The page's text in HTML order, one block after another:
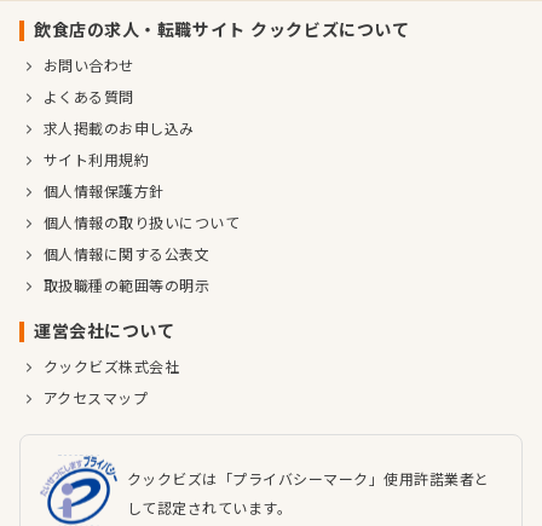
飲食店の求人・転職サイト クックビズについて
お問い合わせ
よくある質問
求人掲載のお申し込み
サイト利用規約
個人情報保護方針
個人情報の取り扱いについて
個人情報に関する公表文
取扱職種の範囲等の明示
運営会社について
クックビズ株式会社
アクセスマップ
クックビズは「プライバシーマーク」使用許諾業者と
して認定されています。